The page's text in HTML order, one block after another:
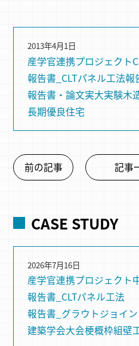
産学官連携プロジェクト
報告書_CLTパネル工法報
報告書・論文実大実験木
長期優良住宅
2013年4月1日
前の記事 記事
CASE STUDY
産学官連携プロジェクト
報告書_CLTパネル工法
報告書_グラウトジョイン
建築学会大会梗概枠組壁
2026年7月16日